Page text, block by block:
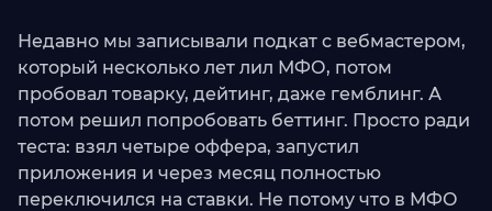
Недавно мы записывали подкат с вебмастером,
который несколько лет лил МФО, потом
пробовал товарку, дейтинг, даже гемблинг. А
потом решил попробовать беттинг. Просто ради
теста: взял четыре оффера, запустил
приложения и через месяц полностью
переключился на ставки. Не потому что в МФО